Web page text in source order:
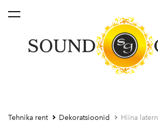
lisati ostukorvi. Vaata ostukorvi
Tehnika rent Dekoratsioonid Hiina latern